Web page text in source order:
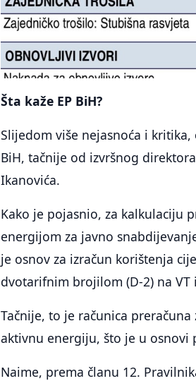
Šta kaže EP BiH?
Slijedom više nejasnoća i
BiH, tačnije od izvršnog
Ikanovića.
Kako je pojasnio, za kalkulaciju
energijom za javno
je osnov za izračun korištenja
dvotarifnim brojilom (D-2) na VT
Tačnije, to je računica
aktivnu energiju, što je u osnovi
Naime, prema članu 12.